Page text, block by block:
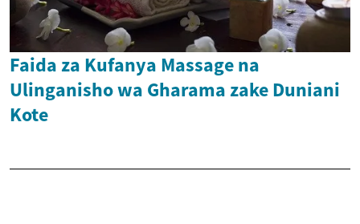
Faida za Kufanya Massage na
Ulinganisho wa Gharama zake Duniani
Kote